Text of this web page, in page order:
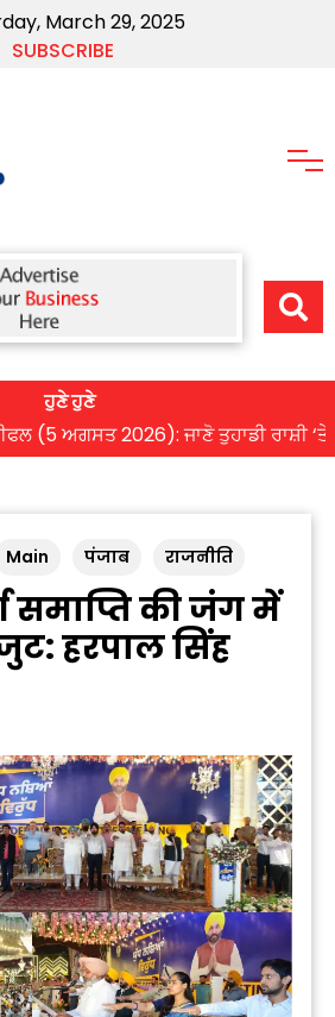
March 29, 2025
SUBSCRIBE
ਹੁਣੇ ਹੁਣੇ
ਅਗਸਤ 2026): ਜਾਣੋ ਤੁਹਾਡੀ ਰਾਸ਼ੀ ‘ਤੇ
Main पंजाब राजनीति
समाप्ति की जंग में
हरपाल सिंह